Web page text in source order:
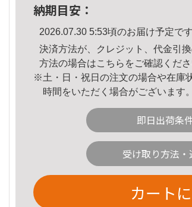
納期目安：
2026.07.30 5:53頃のお届け予定です
決済方法が、クレジット、代金引
方法の場合はこちら をご確認くださ
※土・日・祝日の注文の場合や在庫
時間をいただく場合がございます。
即日出荷条
受け取り方法
カート